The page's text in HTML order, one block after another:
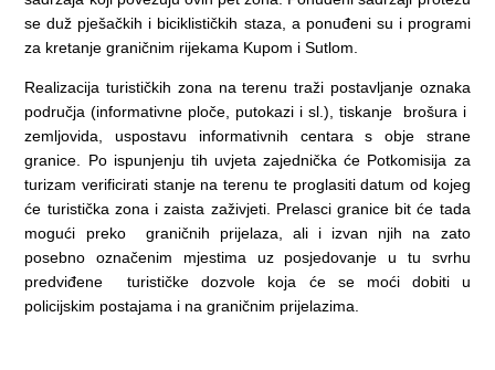
se duž pješačkih i biciklističkih staza, a ponuđeni su i programi
za kretanje graničnim rijekama Kupom i Sutlom.
Realizacija turističkih zona na terenu traži postavljanje oznaka
područja (informativne ploče, putokazi i sl.), tiskanje brošura i
zemljovida, uspostavu informativnih centara s obje strane
granice. Po ispunjenju tih uvjeta zajednička će Potkomisija za
turizam verificirati stanje na terenu te proglasiti datum od kojeg
će turistička zona i zaista zaživjeti. Prelasci granice bit će tada
mogući preko graničnih prijelaza, ali i izvan njih na zato
posebno označenim mjestima uz posjedovanje u tu svrhu
predviđene turističke dozvole koja će se moći dobiti u
policijskim postajama i na graničnim prijelazima.